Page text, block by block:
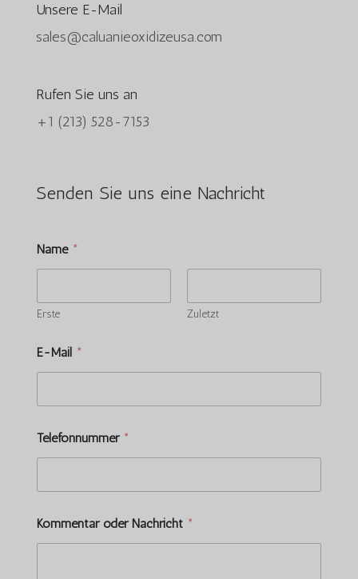
Unsere E-Mail
sales@caluanieoxidizeusa.com
Rufen Sie uns an
+1 (213) 528-7153
Senden Sie uns eine Nachricht
Name *
Erste Zuletzt
E-Mail *
Telefonnummer *
Kommentar oder Nachricht *